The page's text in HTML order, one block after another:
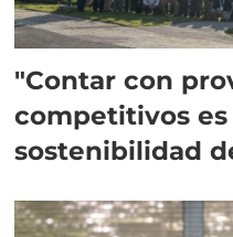
"Contar con
competitivos es
sostenibilidad